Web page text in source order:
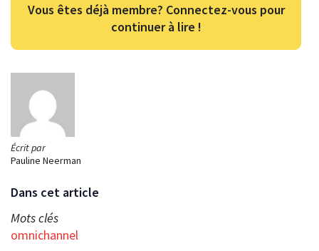
Écrit par
Pauline Neerman
Dans cet article
Mots clés
omnichannel
Vous êtes déjà membre? Connectez-vous pour
continuer à lire !